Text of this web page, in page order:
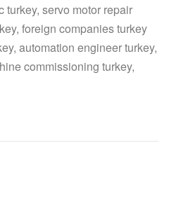
turkey, servo motor repair
foreign companies turkey
automation engineer turkey,
commissioning turkey,